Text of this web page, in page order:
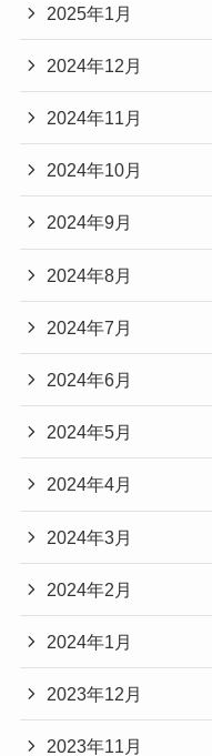
2025年1月
2024年12月
2024年11月
2024年10月
2024年9月
2024年8月
2024年7月
2024年6月
2024年5月
2024年4月
2024年3月
2024年2月
2024年1月
2023年12月
2023年11月